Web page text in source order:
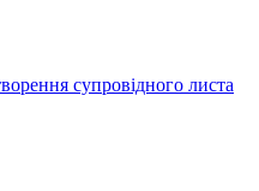
супровідного листа